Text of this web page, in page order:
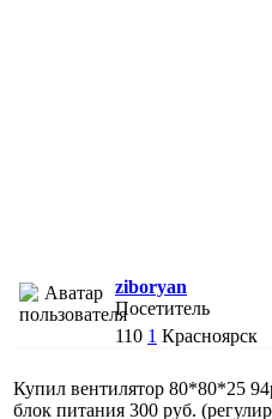
ziboryan
Посетитель
110 1 Красноярск
Купил вентилятор 80*80*25
блок питания 300 руб.